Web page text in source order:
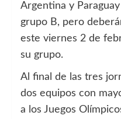
Argentina y
grupo B, pero
este viernes 2 de
su grupo.
Al final de las tres
dos equipos con
a los Juegos